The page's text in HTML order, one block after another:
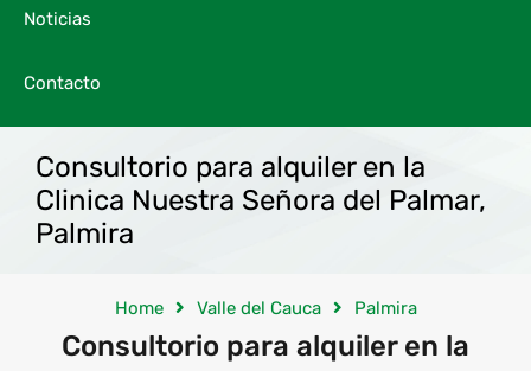
Noticias
Contacto
Consultorio para alquiler en la
Clinica Nuestra Señora del Palmar,
Palmira
Home Valle del Cauca Palmira
Consultorio para alquiler en la